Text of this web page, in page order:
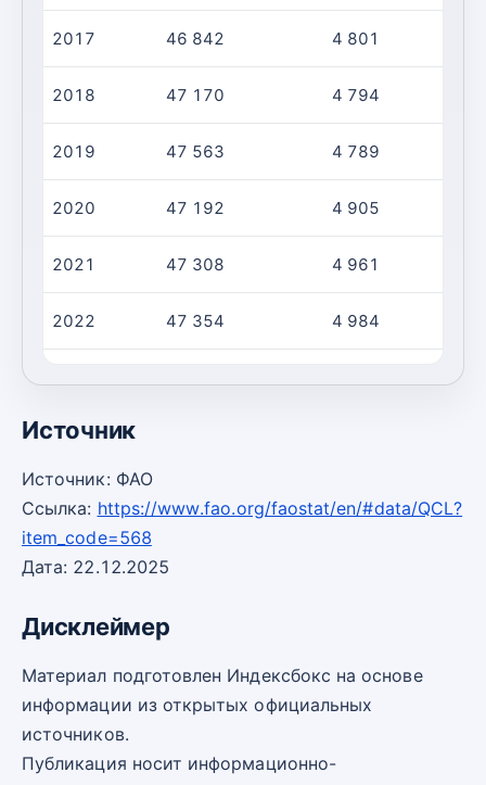
2017 46 842 4 801
2018 47 170 4 794
2019 47 563 4 789
2020 47 192 4 905
2021 47 308 4 961
2022 47 354 4 984
Источник
Источник: ФАО
Ссылка: https://www.fao.org/faostat/en/#data/QCL?
item_code=568
Дата: 22.12.2025
Дисклеймер
Материал подготовлен Индексбокс на основе
информации из открытых официальных
источников.
Публикация носит информационно-